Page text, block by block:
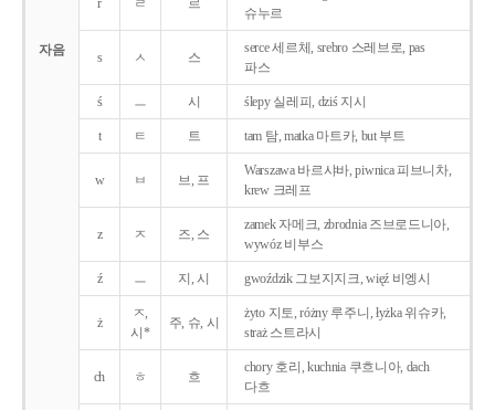
자음
r ㄹ 르
슈누르
s ㅅ 스
serce 세르체, srebro 스레브로, pas
파스
ś ㅡ 시 ślepy 실레피, dziś 지시
t ㅌ 트 tam 탐, matka 마트카, but 부트
w ㅂ 브, 프
Warszawa 바르샤바, piwnica 피브니차,
krew 크레프
z ㅈ 즈, 스
zamek 자메크, zbrodnia 즈브로드니아,
wywóz 비부스
ź ㅡ 지, 시 gwoździk 그보지지크, więź 비엥시
ż
ㅈ,
시*
주, 슈, 시
żyto 지토, różny 루주니, łyżka 위슈카,
straż 스트라시
ch ㅎ 흐
chory 호리, kuchnia 쿠흐니아, dach
다흐